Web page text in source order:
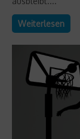
Weiterlesen